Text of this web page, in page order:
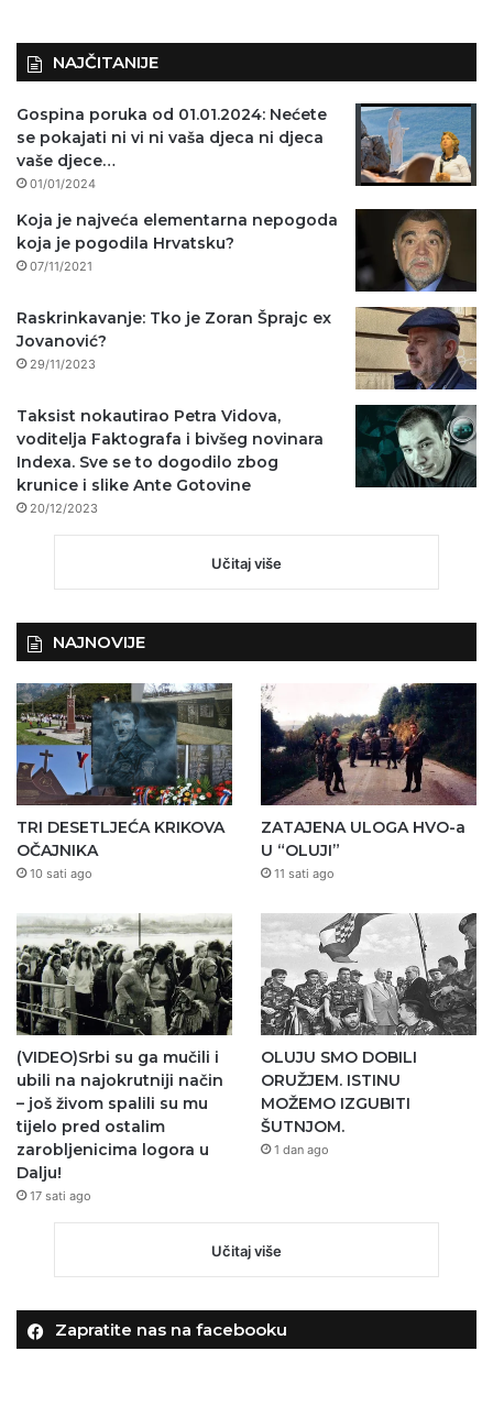
NAJČITANIJE
Gospina poruka od 01.01.2024: Nećete
se pokajati ni vi ni vaša djeca ni djeca
vaše djece…
01/01/2024
Koja je najveća elementarna nepogoda
koja je pogodila Hrvatsku?
07/11/2021
Raskrinkavanje: Tko je Zoran Šprajc ex
Jovanović?
29/11/2023
Taksist nokautirao Petra Vidova,
voditelja Faktografa i bivšeg novinara
Indexa. Sve se to dogodilo zbog
krunice i slike Ante Gotovine
20/12/2023
Učitaj više
NAJNOVIJE
TRI DESETLJEĆA KRIKOVA
OČAJNIKA
10 sati ago
ZATAJENA ULOGA HVO-a
U “OLUJI”
11 sati ago
(VIDEO)Srbi su ga mučili i
ubili na najokrutniji način
– još živom spalili su mu
tijelo pred ostalim
zarobljenicima logora u
Dalju!
17 sati ago
OLUJU SMO DOBILI
ORUŽJEM. ISTINU
MOŽEMO IZGUBITI
ŠUTNJOM.
1 dan ago
Učitaj više
Zapratite nas na facebooku